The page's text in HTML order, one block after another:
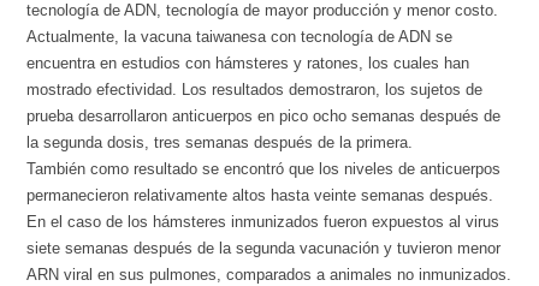
tecnología de ADN, tecnología de mayor producción y menor costo.
Actualmente, la vacuna taiwanesa con tecnología de ADN se
encuentra en estudios con hámsteres y ratones, los cuales han
mostrado efectividad. Los resultados demostraron, los sujetos de
prueba desarrollaron anticuerpos en pico ocho semanas después de
la segunda dosis, tres semanas después de la primera.
También como resultado se encontró que los niveles de anticuerpos
permanecieron relativamente altos hasta veinte semanas después.
En el caso de los hámsteres inmunizados fueron expuestos al virus
siete semanas después de la segunda vacunación y tuvieron menor
ARN viral en sus pulmones, comparados a animales no inmunizados.